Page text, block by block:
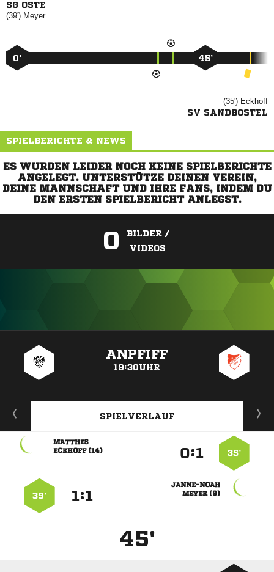
SG OSTE
(39') 
0’ 45’
(35') 
SV SANDBOSTEL
SPIELBERICHTE & NEWS
ES WURDEN LEIDER NOCH KEINE SPIELBERICHTE
ANGELEGT. UNTERSTÜTZE DEINEN VEREIN,
DEINE MANNSCHAFT UND IHRE FANS, INDEM DU
DEN ERSTEN SPIELBERICHT ANLEGST.
0
BILDER /
VIDEOS
ANPFIFF
19:30UHR
SPIELVERLAUF
35’
:

 

 
:
39’
45'